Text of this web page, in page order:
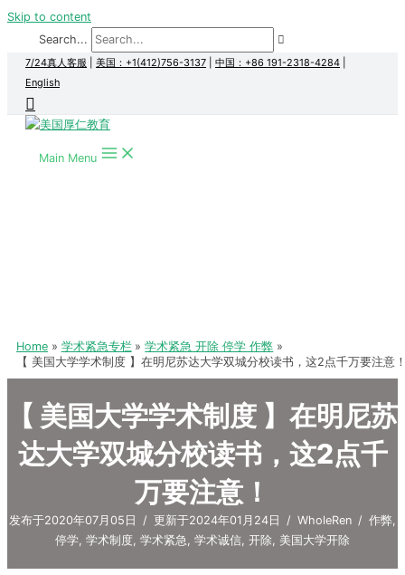
Skip to content
Search...
7/24真人客服 美国：+1(412)756-3137 中国：+86 191-2318-4284
English
Main Menu
Home 学术紧急专栏
学术紧急 开除 停学 作弊
【 美国大学学术制度 】在明尼苏达大学双城分校读书，这2点千万要注意
【 美国大学学术制度 】在明尼苏
达大学双城分校读书，这2点千
万要注意！
发布于2020年07月05日 / 更新于2024年01月24日 / WholeRen / 作弊,
停学, 学术制度, 学术紧急, 学术诚信, 开除, 美国大学开除